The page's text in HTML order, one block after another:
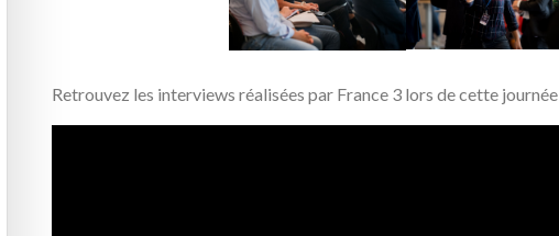
Retrouvez les interviews réalisées par France 3 lors de cette journée